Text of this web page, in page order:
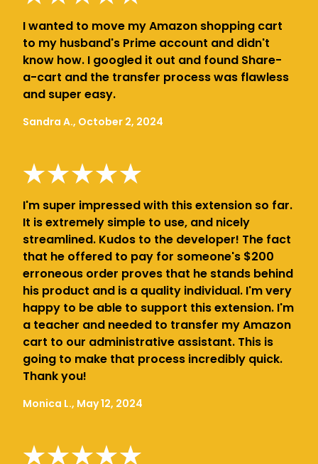
I wanted to move my Amazon shopping cart
to my husband's Prime account and didn't
know how. I googled it out and found Share-
a-cart and the transfer process was flawless
and super easy.
Sandra A., October 2, 2024
I'm super impressed with this extension so far.
It is extremely simple to use, and nicely
streamlined. Kudos to the developer! The fact
that he offered to pay for someone's $200
erroneous order proves that he stands behind
his product and is a quality individual. I'm very
happy to be able to support this extension. I'm
a teacher and needed to transfer my Amazon
cart to our administrative assistant. This is
going to make that process incredibly quick.
Thank you!
Monica L., May 12, 2024